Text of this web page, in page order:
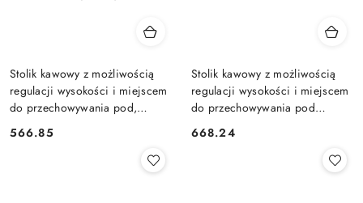
Stolik kawowy z możliwością
regulacji wysokości i miejscem
do przechowywania pod,
x (48-62) cm
Cena:
566.85
Stolik kawowy z możliwością
regulacji wysokości i miejscem
do przechowywania pod
62)cm
Cena:
668.24